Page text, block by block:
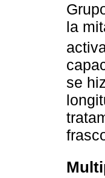
la
se